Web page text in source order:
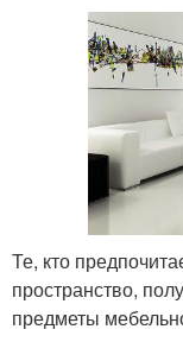
Те, кто
пространство,
предметы